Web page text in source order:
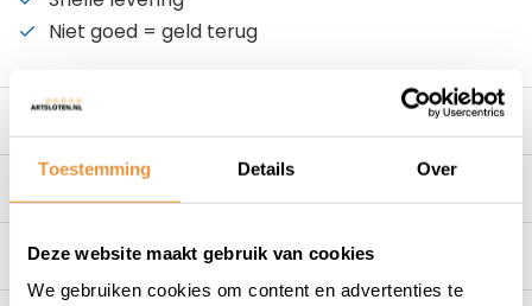
Toestemming Details Over
Deze website maakt gebruik van cookies
We gebruiken cookies om content en advertenties te
Niet goed = geld terug
Beschrijving
Specificaties
Reviews 0/10